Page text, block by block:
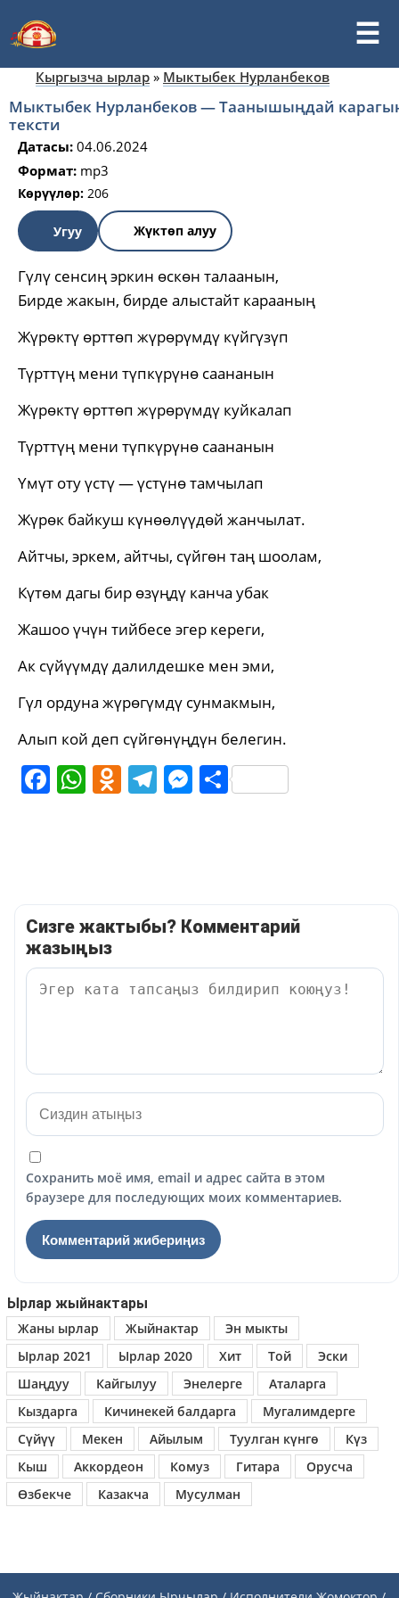
Кыргызча ырлар » Мыктыбек Нурланбеков
Мыктыбек Нурланбеков — Таанышыңдай
тексти
Датасы: 04.06.2024
Формат: mp3
Көрүүлөр: 206
Угуу Жүктөп алуу
Гүлү сенсиң эркин өскөн талаанын,
Бирде жакын, бирде алыстайт карааның
Жүрөктү өрттөп жүрөрүмдү күйгүзүп
Түрттүң мени түпкүрүнө саананын
Жүрөктү өрттөп жүрөрүмдү куйкалап
Түрттүң мени түпкүрүнө саананын
Үмүт оту үстү — үстүнө тамчылап
Жүрөк байкуш күнөөлүүдөй жанчылат.
Айтчы, эркем, айтчы, сүйгөн таң шоолам,
Күтөм дагы бир өзүңдү канча убак
Жашоо үчүн тийбесе эгер кереги,
Ак сүйүүмдү далилдешке мен эми,
Гүл ордуна жүрөгүмдү сунмакмын,
Алып кой деп сүйгөнүңдүн белегин.
Facebook
WhatsApp
Odnoklassniki
Telegram
Messenger
Share
Сизге жактыбы? Комментарий
жазыңыз
Сохранить моё имя, email и адрес сайта в этом
браузере для последующих моих комментариев.
Ырлар жыйнактары
Жаны ырлар
Жыйнактар
Эн мыкты
Ырлар 2021
Ырлар 2020 Хит Той
Эски
Шаңдуу
Кайгылуу Энелерге
Аталарга
Кыздарга
Кичинекей балдарга
Мугалимдерге
Сүйүү
Мекен Айылым Туулган күнгө
Күз
Кыш
Аккордеон Комуз Гитара
Орусча
Өзбекче
Казакча Мусулман